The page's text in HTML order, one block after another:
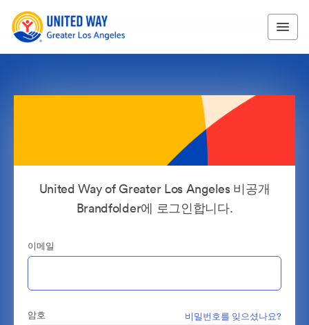
United Way of Greater Los Angeles 비공개
Brandfolder에 로그인합니다.
이메일
암호 비밀번호를 잊으셨나요?